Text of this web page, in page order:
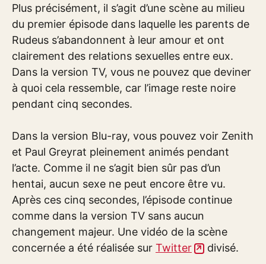
Plus précisément, il s’agit d’une scène au milieu
du premier épisode dans laquelle les parents de
Rudeus s’abandonnent à leur amour et ont
clairement des relations sexuelles entre eux.
Dans la version TV, vous ne pouvez que deviner
à quoi cela ressemble, car l’image reste noire
pendant cinq secondes.
Dans la version Blu-ray, vous pouvez voir Zenith
et Paul Greyrat pleinement animés pendant
l’acte. Comme il ne s’agit bien sûr pas d’un
hentai, aucun sexe ne peut encore être vu.
Après ces cinq secondes, l’épisode continue
comme dans la version TV sans aucun
changement majeur. Une vidéo de la scène
concernée a été réalisée sur Twitter divisé.